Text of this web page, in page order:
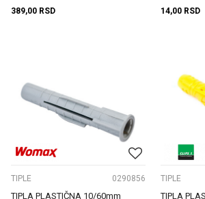
389,00 RSD 14,00 RSD
TIPLE 0290856
TIPLA PLASTIČNA 10/60mm
TIPLE
TIPLA